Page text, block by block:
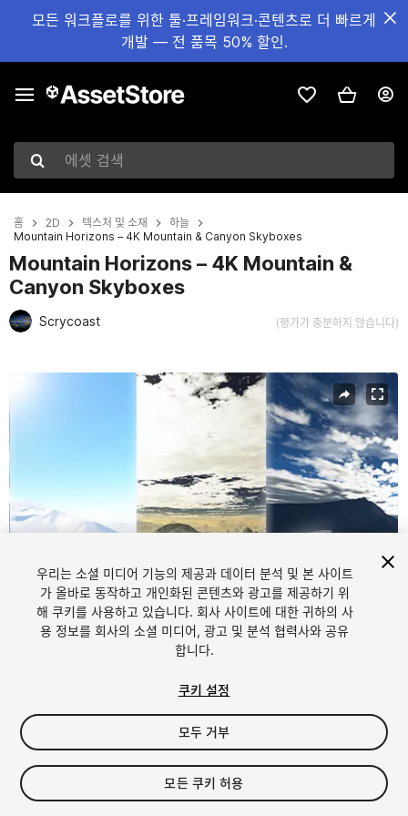
모든 워크플로를 위한 툴·프레임워크·콘텐츠로 더 빠르게
개발 — 전 품목 50% 할인.
에셋 검색
홈 2D 텍스처 및 소재
하늘
Mountain Horizons – 4K Mountain & Canyon Skyboxes
Mountain Horizons – 4K Mountain &
Canyon Skyboxes
Scrycoast (평가가 충분하지 않습니다)
1/3
$7.90
우리는 소셜 미디어 기능의 제공과 데이터 분석 및 본 사이트
가 올바로 동작하고 개인화된 콘텐츠와 광고를 제공하기 위
해 쿠키를 사용하고 있습니다. 회사 사이트에 대한 귀하의 사
용 정보를 회사의 소셜 미디어, 광고 및 분석 협력사와 공유
합니다.
쿠키 설정
모두 거부
모든 쿠키 허용